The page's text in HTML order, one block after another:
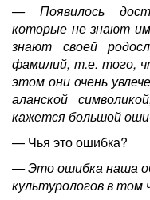
— Появилось
которые не знают
знают своей
фамилий, т.е. того,
этом они очень
аланской
кажется большой
— Чья это ошибка?
— Это ошибка наша
культурологов в том